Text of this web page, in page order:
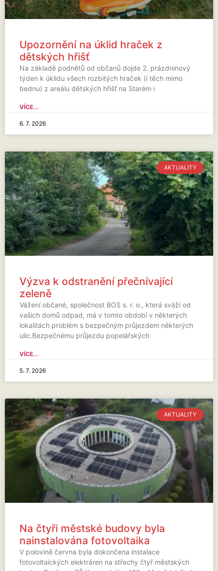
Upozornění na úklid hraček z
dětských hřišť
Na základě podnětů od občanů dojde 2. prázdninový
týden k úklidu všech rozbitých hraček (i těch mimo
bednu) z areálu dětských hřišť na Starém i
VÍCE...
6. 7. 2026
AKTUALITY
Výzva k odstranění přečnívající
zeleně
Vážení občané, společnost BOS s. r. o., která sváží od
vašich domů odpad, má v tomto období v některých
lokalitách problém s bezpečným průjezdem některých
ulic.Bezpečnému průjezdu popelářských
VÍCE...
5. 7. 2026
AKTUALITY
Na čtyři městské budovy byla
nainstalována fotovoltaika
V polovině června byla dokončena instalace
fotovoltaických elektráren na střechy čtyř městských